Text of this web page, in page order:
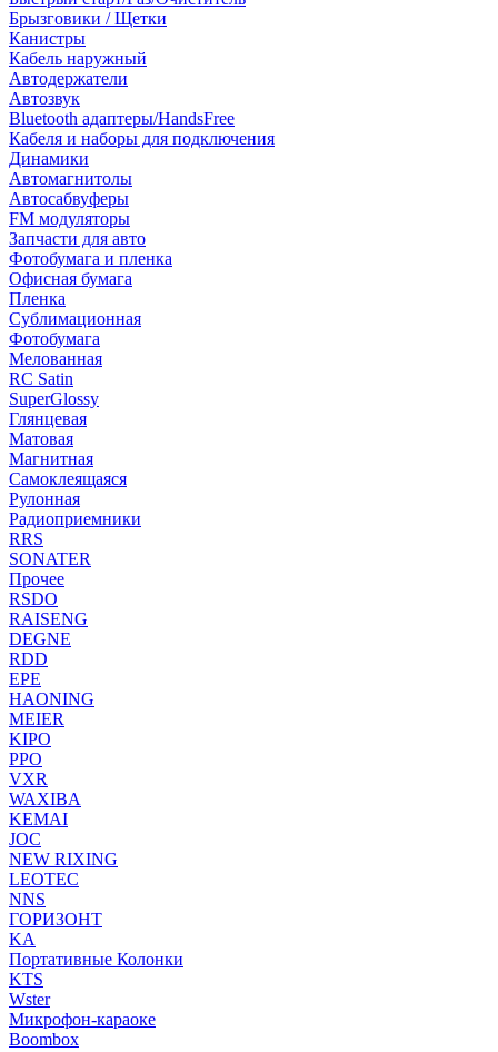
Брызговики / Щетки
Канистры
Кабель наружный
Автодержатели
Автозвук
Bluetooth адаптеры/HandsFree
Кабеля и наборы для подключения
Динамики
Автомагнитолы
Автосабвуферы
FM модуляторы
Запчасти для авто
Фотобумага и пленка
Офисная бумага
Пленка
Сублимационная
Фотобумага
Мелованная
RC Satin
SuperGlossy
Глянцевая
Матовая
Магнитная
Самоклеящаяся
Рулонная
Радиоприемники
RRS
SONATER
Прочее
RSDO
RAISENG
DEGNE
RDD
EPE
HAONING
MEIER
KIPO
PPO
VXR
WAXIBA
KEMAI
JOC
NEW RIXING
LEOTEC
NNS
ГОРИЗОНТ
KA
Портативные Колонки
KTS
Wster
Микрофон-караоке
Boombox